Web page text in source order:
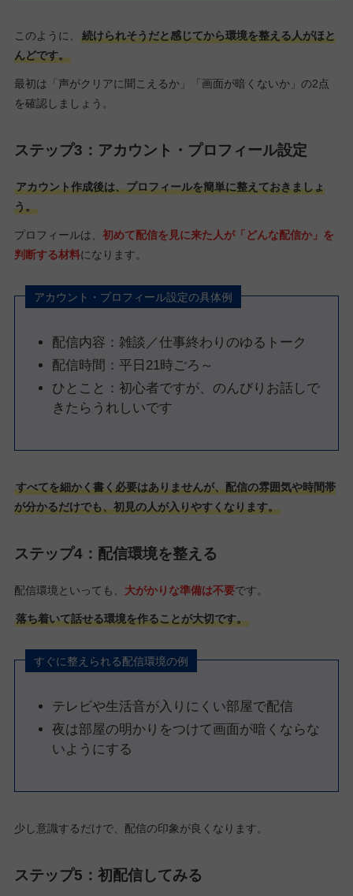
このように、
続けられそうだと感じてから環境を整える人がほと
んどです。
最初は「声がクリアに聞こえるか」「画面が暗くないか」の2点
を確認しましょう。
ステップ3：アカウント・プロフィール設定
アカウント作成後は、プロフィールを簡単に整えておきましょ
う。
プロフィールは、 初めて配信を見に来た人が「どんな配信か」を
判断する材料になります。
アカウント・プロフィール設定の具体例
配信内容：雑談／仕事終わりのゆるトーク
配信時間：平日21時ごろ～
ひとこと：初心者ですが、のんびりお話しで
きたらうれしいです
すべてを細かく書く必要はありませんが、配信の雰囲気や時間帯
が分かるだけでも、初見の人が入りやすくなります。
ステップ4：配信環境を整える
配信環境といっても、 大がかりな準備は不要です。
落ち着いて話せる環境を作ることが大切です。
すぐに整えられる配信環境の例
テレビや生活音が入りにくい部屋で配信
夜は部屋の明かりをつけて画面が暗くならな
いようにする
少し意識するだけで、配信の印象が良くなります。
ステップ5：初配信してみる